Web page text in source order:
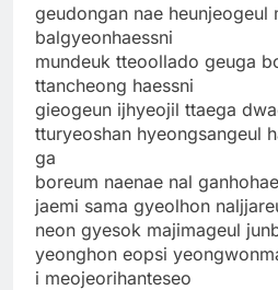
geudongan nae heunjeogeul
balgyeonhaessni
mundeuk tteoollado geuga
ttancheong haessni
gieogeun ijhyeojil ttaega
tturyeoshan hyeongsangeul
ga
boreum naenae nal
jaemi sama gyeolhon
neon gyesok majimageul
yeonghon eopsi
i meojeorihanteseo